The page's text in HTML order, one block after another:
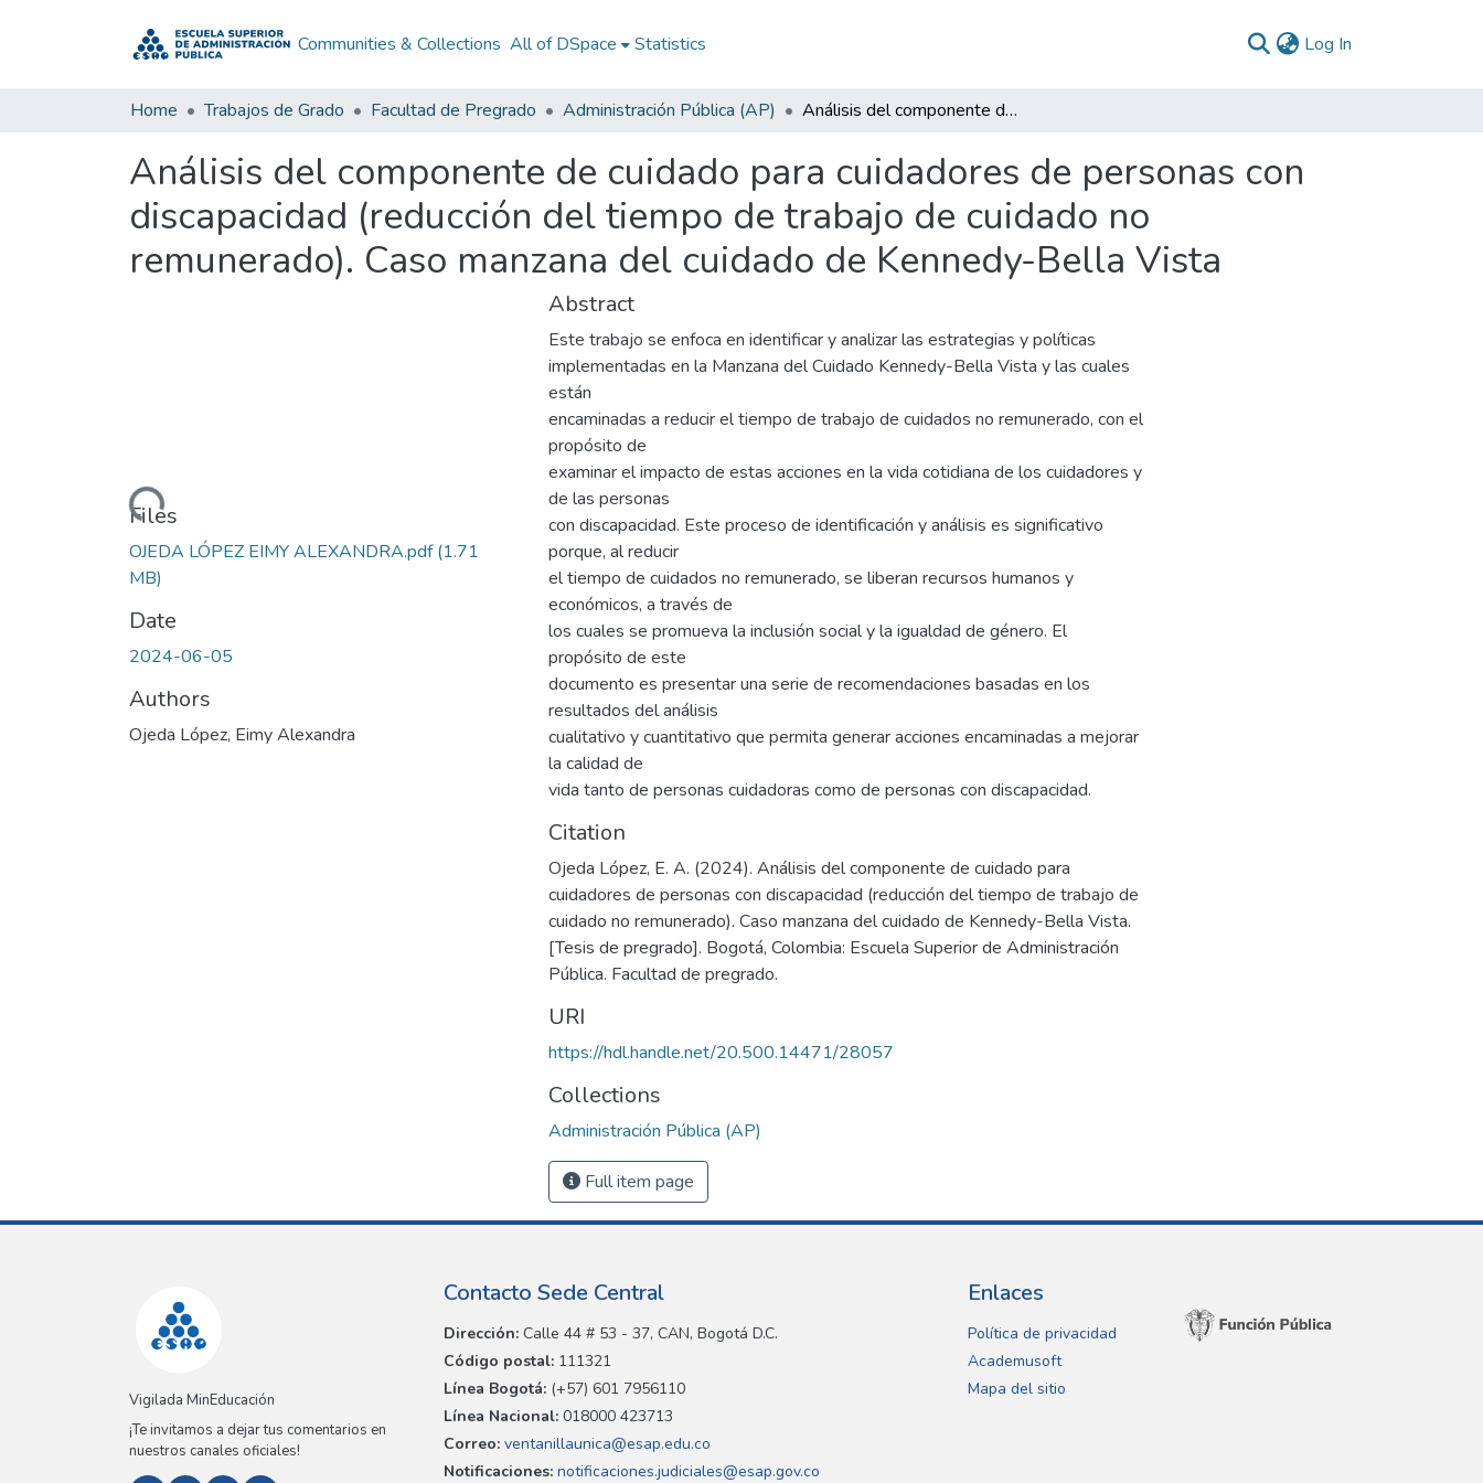
Communities & Collections All of DSpace Statistics Log In
Home Trabajos de Grado Facultad de Pregrado Administración Pública (AP) Análisis del componente de cuidado para cuidadores de personas con discapacidad (reducción del tiempo de trabajo de cuidado no remunerado). Caso manzana del cuidado de Kennedy-Bella Vista
Análisis del componente de cuidado para cuidadores de personas con
discapacidad (reducción del tiempo de trabajo de cuidado no
remunerado). Caso manzana del cuidado de Kennedy-Bella Vista
Loading...
Files
OJEDA LÓPEZ EIMY ALEXANDRA.pdf(1.71
MB)
Date
2024-06-05
Authors
Ojeda López, Eimy Alexandra
Abstract
Este trabajo se enfoca en identificar y analizar las estrategias y políticas
implementadas en la Manzana del Cuidado Kennedy-Bella Vista y las cuales
están
encaminadas a reducir el tiempo de trabajo de cuidados no remunerado, con el
propósito de
examinar el impacto de estas acciones en la vida cotidiana de los cuidadores y
de las personas
con discapacidad. Este proceso de identificación y análisis es significativo
porque, al reducir
el tiempo de cuidados no remunerado, se liberan recursos humanos y
económicos, a través de
los cuales se promueva la inclusión social y la igualdad de género. El
propósito de este
documento es presentar una serie de recomendaciones basadas en los
resultados del análisis
cualitativo y cuantitativo que permita generar acciones encaminadas a mejorar
la calidad de
vida tanto de personas cuidadoras como de personas con discapacidad.
Citation
Ojeda López, E. A. (2024). Análisis del componente de cuidado para
cuidadores de personas con discapacidad (reducción del tiempo de trabajo de
cuidado no remunerado). Caso manzana del cuidado de Kennedy-Bella Vista.
[Tesis de pregrado]. Bogotá, Colombia: Escuela Superior de Administración
Pública. Facultad de pregrado.
URI
https://hdl.handle.net/20.500.14471/28057
Collections
Administración Pública (AP)
Full item page
Vigilada MinEducación
¡Te invitamos a dejar tus comentarios en
nuestros canales oficiales!
Contacto Sede Central
Dirección: Calle 44 # 53 - 37, CAN, Bogotá D.C.
Código postal: 111321
Línea Bogotá: (+57) 601 7956110
Línea Nacional: 018000 423713
Correo: ventanillaunica@esap.edu.co
Notificaciones: notificaciones.judiciales@esap.gov.co
Enlaces
Política de privacidad
Academusoft
Mapa del sitio